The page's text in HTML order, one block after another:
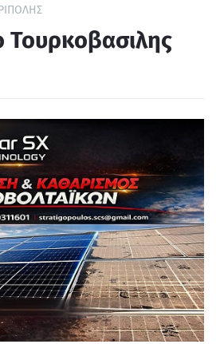
Τουρκοβασιλης